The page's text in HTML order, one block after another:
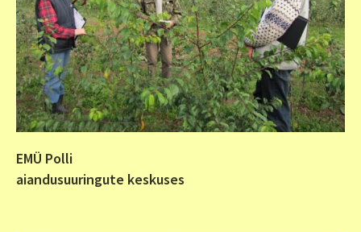
EMÜ Polli
aiandusuuringute keskuses